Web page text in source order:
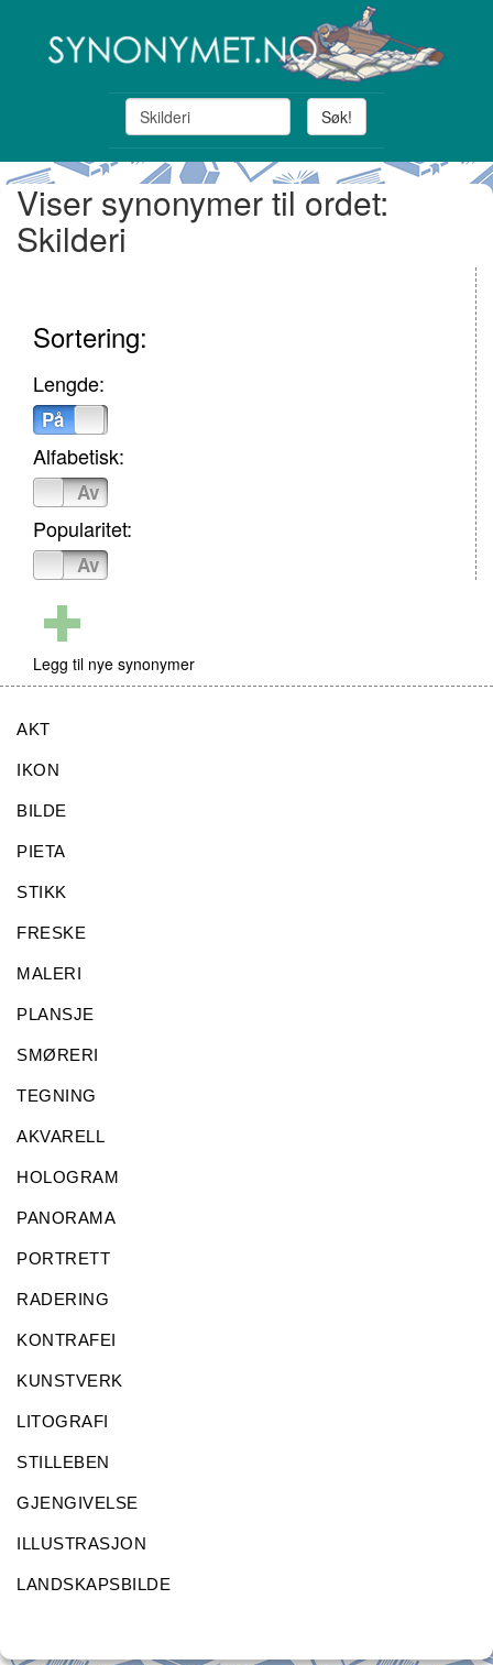
Søk!
Viser synonymer til ordet:
Skilderi
Sortering:
Lengde:
På
Alfabetisk:
Av
Popularitet:
Av
Legg til nye synonymer
AKT
IKON
BILDE
PIETA
STIKK
FRESKE
MALERI
PLANSJE
SMØRERI
TEGNING
AKVARELL
HOLOGRAM
PANORAMA
PORTRETT
RADERING
KONTRAFEI
KUNSTVERK
LITOGRAFI
STILLEBEN
GJENGIVELSE
ILLUSTRASJON
LANDSKAPSBILDE